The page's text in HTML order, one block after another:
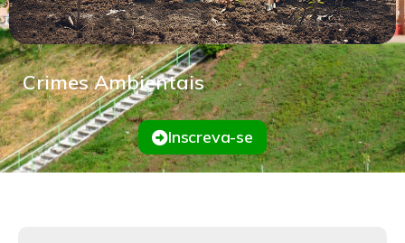
Crimes Ambientais
Inscreva-se